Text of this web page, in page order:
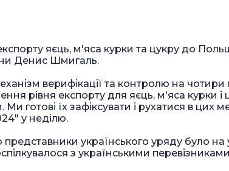
яєць, м'яса курки та цукру до
Денис Шмигаль.
верифікації та контролю на
рівня експорту для яєць, м'яса курки і
готові їх зафіксувати і рухатися в цих
у неділю.
українського уряду було на
з українськими